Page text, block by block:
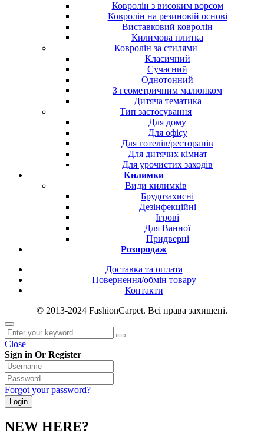
Ковролін з високим ворсом
Ковролін на резиновій основі
Виставковий ковролін
Килимова плитка
Ковролін за стилями
Класичний
Сучасний
Однотонний
З геометричним малюнком
Дитяча тематика
Тип застосування
Для дому
Для офісу
Для готелів/ресторанів
Для дитячих кімнат
Для урочистих заходів
Килимки
Види килимків
Брудозахисні
Дезінфекційні
Ігрові
Для Ванної
Придверні
Розпродаж
Доставка та оплата
Повернення/обмін товару
Контакти
© 2013-2024 FashionCarpet. Всі права захищені.
Close
Sign in Or Register
Forgot your password?
NEW HERE?